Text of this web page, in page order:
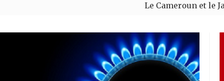
Le Cameroun et le Japon